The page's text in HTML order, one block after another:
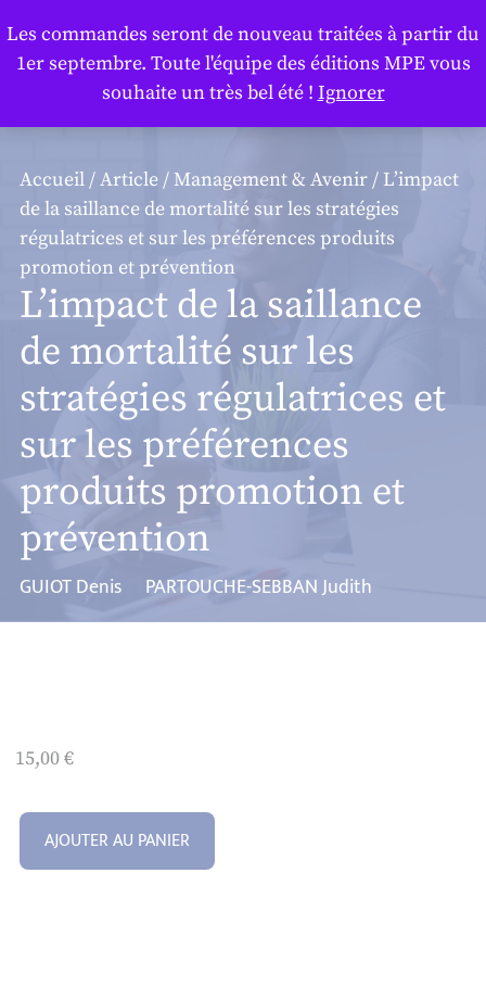
Accueil/Article/ Management & Avenir/ L’impact
de la saillance de mortalité sur les stratégies
régulatrices et sur les préférences produits
promotion et prévention
L’impact de la saillance
de mortalité sur les
stratégies régulatrices et
sur les préférences
produits promotion et
prévention
GUIOT Denis PARTOUCHE-SEBBAN Judith
15,00€
AJOUTER AU PANIER
Les commandes seront de nouveau traitées à partir du
1er septembre. Toute l'équipe des éditions MPE vous
souhaite un très bel été ! Ignorer